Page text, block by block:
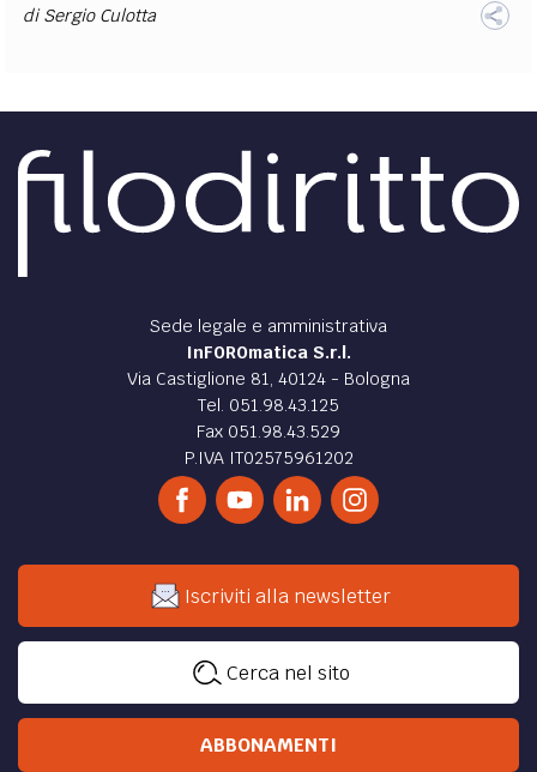
diSergio Culotta
Sede legale e amministrativa
InFOROmatica S.r.l.
Via Castiglione 81, 40124 - Bologna
Tel. 051.98.43.125
Fax 051.98.43.529
P.IVA IT02575961202
Iscriviti alla newsletter
Cerca nel sito
ABBONAMENTI